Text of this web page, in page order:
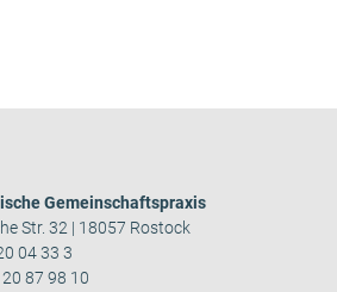
Gemeinschaftspraxis
Str. 32 | 18057 Rostock
04 33 3
87 98 10